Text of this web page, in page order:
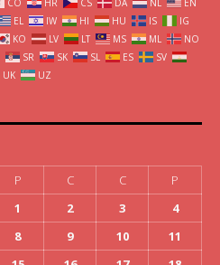
CO HR CS DA NL
EN
EL IW HI HU IS
IG
KO LV LT MS ML
NO
SR SK SL ES
SV
UK UZ
P C C
P
1
2 3
4
8 9 10
11